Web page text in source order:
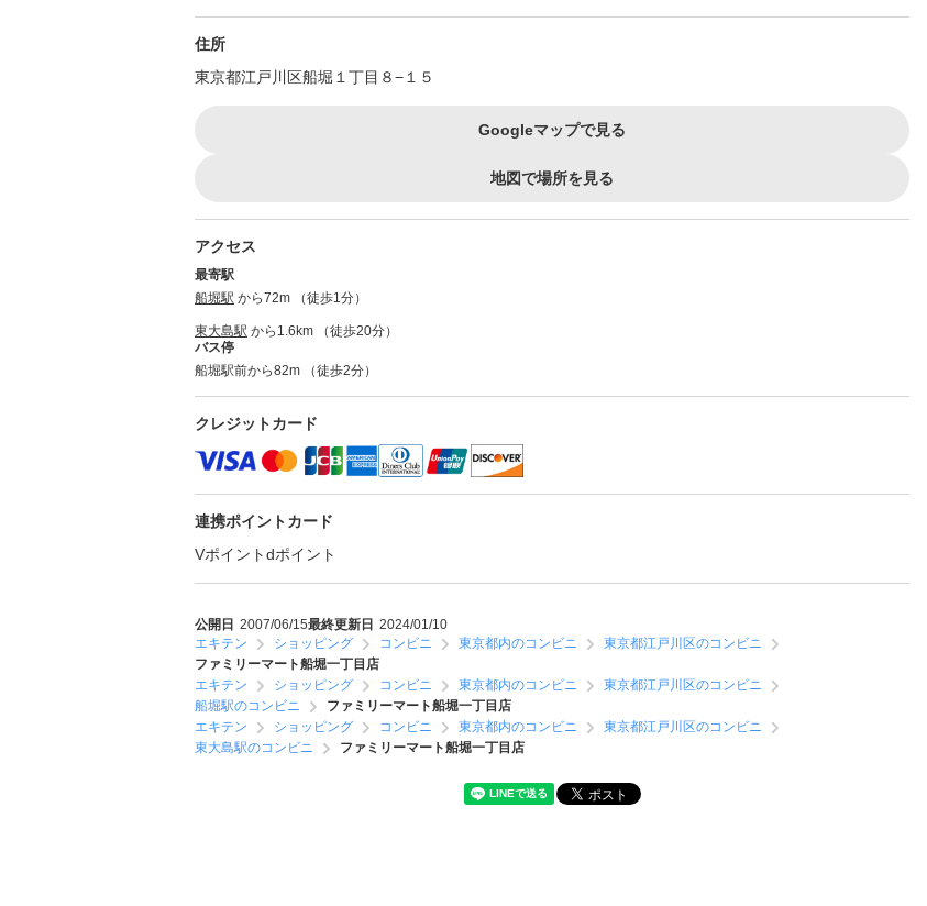
住所
東京都江戸川区船堀１丁目８−１５
Googleマップで見る
地図で場所を見る
アクセス
最寄駅
船堀駅 から72m （徒歩1分）
東大島駅 から1.6km （徒歩20分）
バス停
船堀駅前から82m （徒歩2分）
クレジットカード
連携ポイントカード
Vポイントdポイント
公開日 2007/06/15最終更新日 2024/01/10
エキテン
ショッピング コンビニ 東京都内のコンビニ
東京都江戸川区のコンビニ
ファミリーマート船堀一丁目店
エキテン
ショッピング コンビニ 東京都内のコンビニ
東京都江戸川区のコンビニ
船堀駅のコンビニ
ファミリーマート船堀一丁目店
エキテン
ショッピング コンビニ 東京都内のコンビニ
東京都江戸川区のコンビニ
東大島駅のコンビニ
ファミリーマート船堀一丁目店